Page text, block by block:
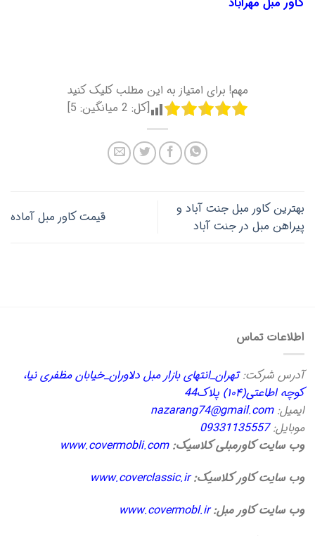
مهم! برای امتیاز به این مطلب کلیک کنید
[کل: 2 میانگین: 5
]
بهترین کاور مبل جنت آباد و
پیراهن مبل در جنت آباد
قیمت کاور مبل آماده
اطلاعات تماس
آدرس شرکت:تهران_انتهای بازار مبل دلاوران_خیابان مظفری نیا،
کوچه اطاعتی(۱۰۴) پلاک44
ایمیل:nazarang74@gmail.com
موبایل:09331135557
وب سایت کاورمبلی کلاسیک: www.covermobli.com
وب سایت کاور کلاسیک: www.coverclassic.ir
وب سایت کاور مبل: www.covermobl.ir